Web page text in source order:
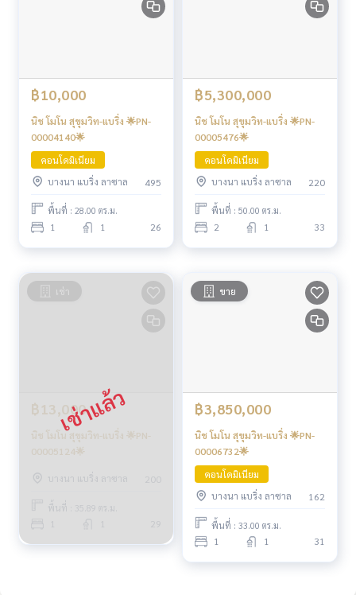
฿10,000
นิช โมโน สุขุมวิท-แบริ่ง 🌟PN-
00004140🌟
คอนโดมิเนียม
บางนา แบริ่ง ลาซาล
495
พื้นที่ : 28.00 ตร.ม.
1 1 26
฿5,300,000
นิช โมโน สุขุมวิท-แบริ่ง 🌟PN-
00005476🌟
คอนโดมิเนียม
บางนา แบริ่ง ลาซาล
220
พื้นที่ : 50.00 ตร.ม.
2 1 33
เช่า
฿13,000
นิช โมโน สุขุมวิท-แบริ่ง 🌟PN-
00005124🌟
บางนา แบริ่ง ลาซาล 200
พื้นที่ : 35.89 ตร.ม.
29
ขาย
฿3,850,000
นิช โมโน สุขุมวิท-แบริ่ง 🌟PN-
00006732🌟
คอนโดมิเนียม
บางนา แบริ่ง ลาซาล
162
พื้นที่ : 33.00 ตร.ม.
1 1 31